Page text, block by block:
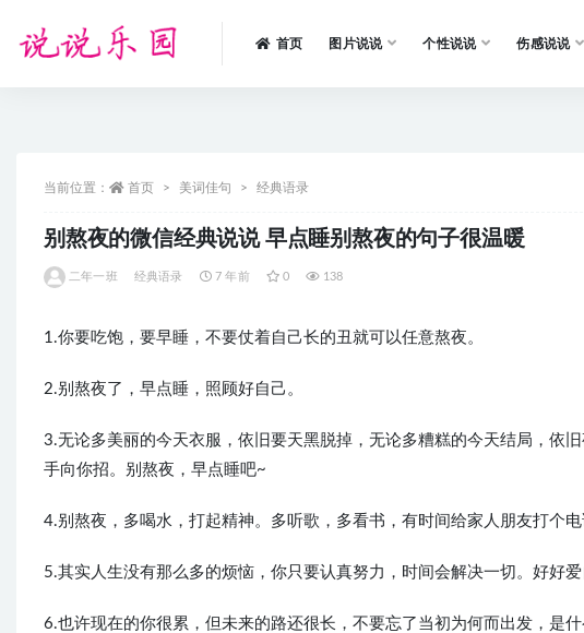
首页 图片说说 个性说说 伤感说说
当前位置： 首页 美词佳句 经典语录
别熬夜的微信经典说说 早点睡别熬夜的句子很温暖
二年一班 经典语录 7 年前 0 138
1.你要吃饱，要早睡，不要仗着自己长的丑就可以任意熬夜。
2.别熬夜了，早点睡，照顾好自己。
3.无论多美丽的今天衣服，依旧要天黑脱掉，无论多糟糕的今天结局，依
手向你招。别熬夜，早点睡吧~
4.别熬夜，多喝水，打起精神。多听歌，多看书，有时间给家人朋友打个电
5.其实人生没有那么多的烦恼，你只要认真努力，时间会解决一切。好好爱
6.也许现在的你很累，但未来的路还很长，不要忘了当初为何而出发，是